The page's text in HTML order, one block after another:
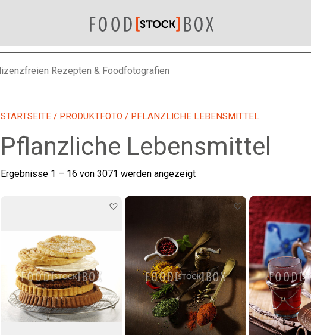
STARTSEITE / PRODUKTFOTO / PFLANZLICHE LEBENSMITTEL
Pflanzliche Lebensmittel
Ergebnisse 1 – 16 von 3071 werden angezeigtNach
sortiert